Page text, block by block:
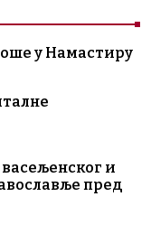
у Намастиру
и
пред